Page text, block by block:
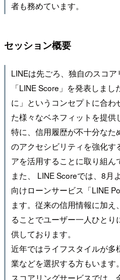
者も務めています。
セッション概要
LINEは先ごろ、独自のスコ
「LINE Score」を発表しま
に」というコンセプトに合わ
た様々なベネフィットを提供
特に、信用履歴が不十分な
のアクセシビリティを強化す
アを活用することに取り組ん
また、 LINE Scoreでは、8月
向けローンサービス「LINE
ます。従来の信用情報に加
ることでユーザー一人ひと
供しております。
近年ではライフスタイルが
業などを選択する方もいます
スコアリングサービスでは